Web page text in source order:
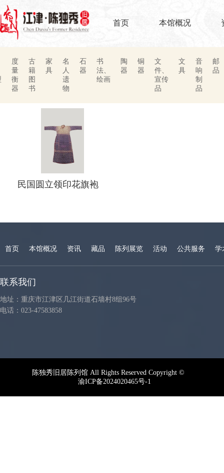
首页 本馆概况
度
量
衡
器
古
籍
图
书
家
具
名
人
遗
物
石
器
书
法、
绘画
陶
器
铜
器
文
件、
宣传
品
文
具
音
响
制
品
邮
品
民国圆立领印花旗袍
首页 本馆概况 资讯 藏品 陈列展览 活动 公共服务 学
联系我们
地址：重庆市江津区几江街道石墙村8组96号
电话：023-47583858
陈独秀旧居陈列馆 All Rights Reserved Copyright ©
渝ICP备2024020465号-1